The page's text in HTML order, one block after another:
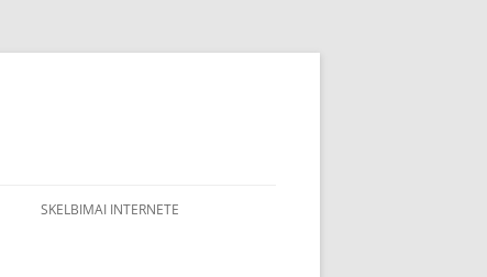
SKELBIMAI INTERNETE